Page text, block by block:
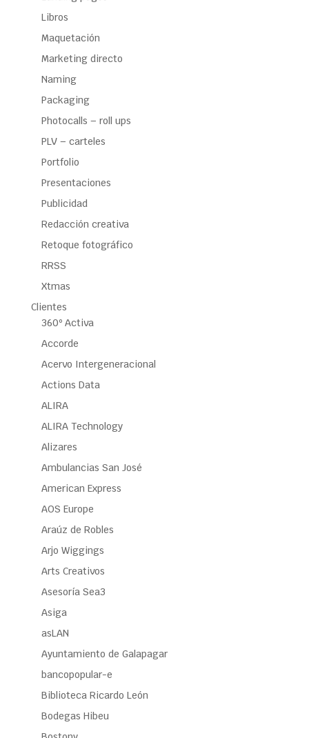
Libros
Maquetación
Marketing directo
Naming
Packaging
Photocalls – roll ups
PLV – carteles
Portfolio
Presentaciones
Publicidad
Redacción creativa
Retoque fotográfico
RRSS
Xtmas
Clientes
360º Activa
Accorde
Acervo Intergeneracional
Actions Data
ALIRA
ALIRA Technology
Alizares
Ambulancias San José
American Express
AOS Europe
Araúz de Robles
Arjo Wiggings
Arts Creativos
Asesoría Sea3
Asiga
asLAN
Ayuntamiento de Galapagar
bancopopular-e
Biblioteca Ricardo León
Bodegas Hibeu